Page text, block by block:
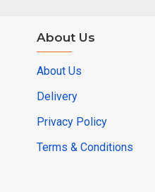
About Us
About Us
Delivery
Privacy Policy
Terms & Conditions